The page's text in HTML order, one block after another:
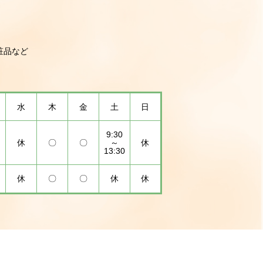
品など
水 木 金 土 日
休 〇 〇
9:30
～
13:30
休
休 〇 〇 休 休